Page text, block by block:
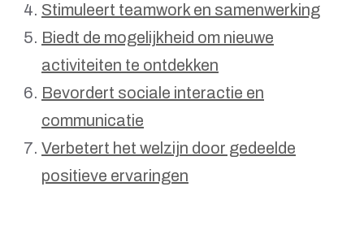
Stimuleert teamwork en samenwerking
Biedt de mogelijkheid om nieuwe
activiteiten te ontdekken
Bevordert sociale interactie en
communicatie
Verbetert het welzijn door gedeelde
positieve ervaringen